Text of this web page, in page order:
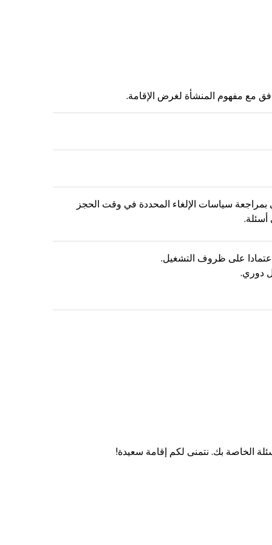
مع مفهوم المنشأة لغرض الإقامة.
سياسات الإلغاء المحددة في وقت الحجز
على ظروف التشغيل.
دوري.
الخاصة بك. نتمنى لكم إقامة سعيدة!